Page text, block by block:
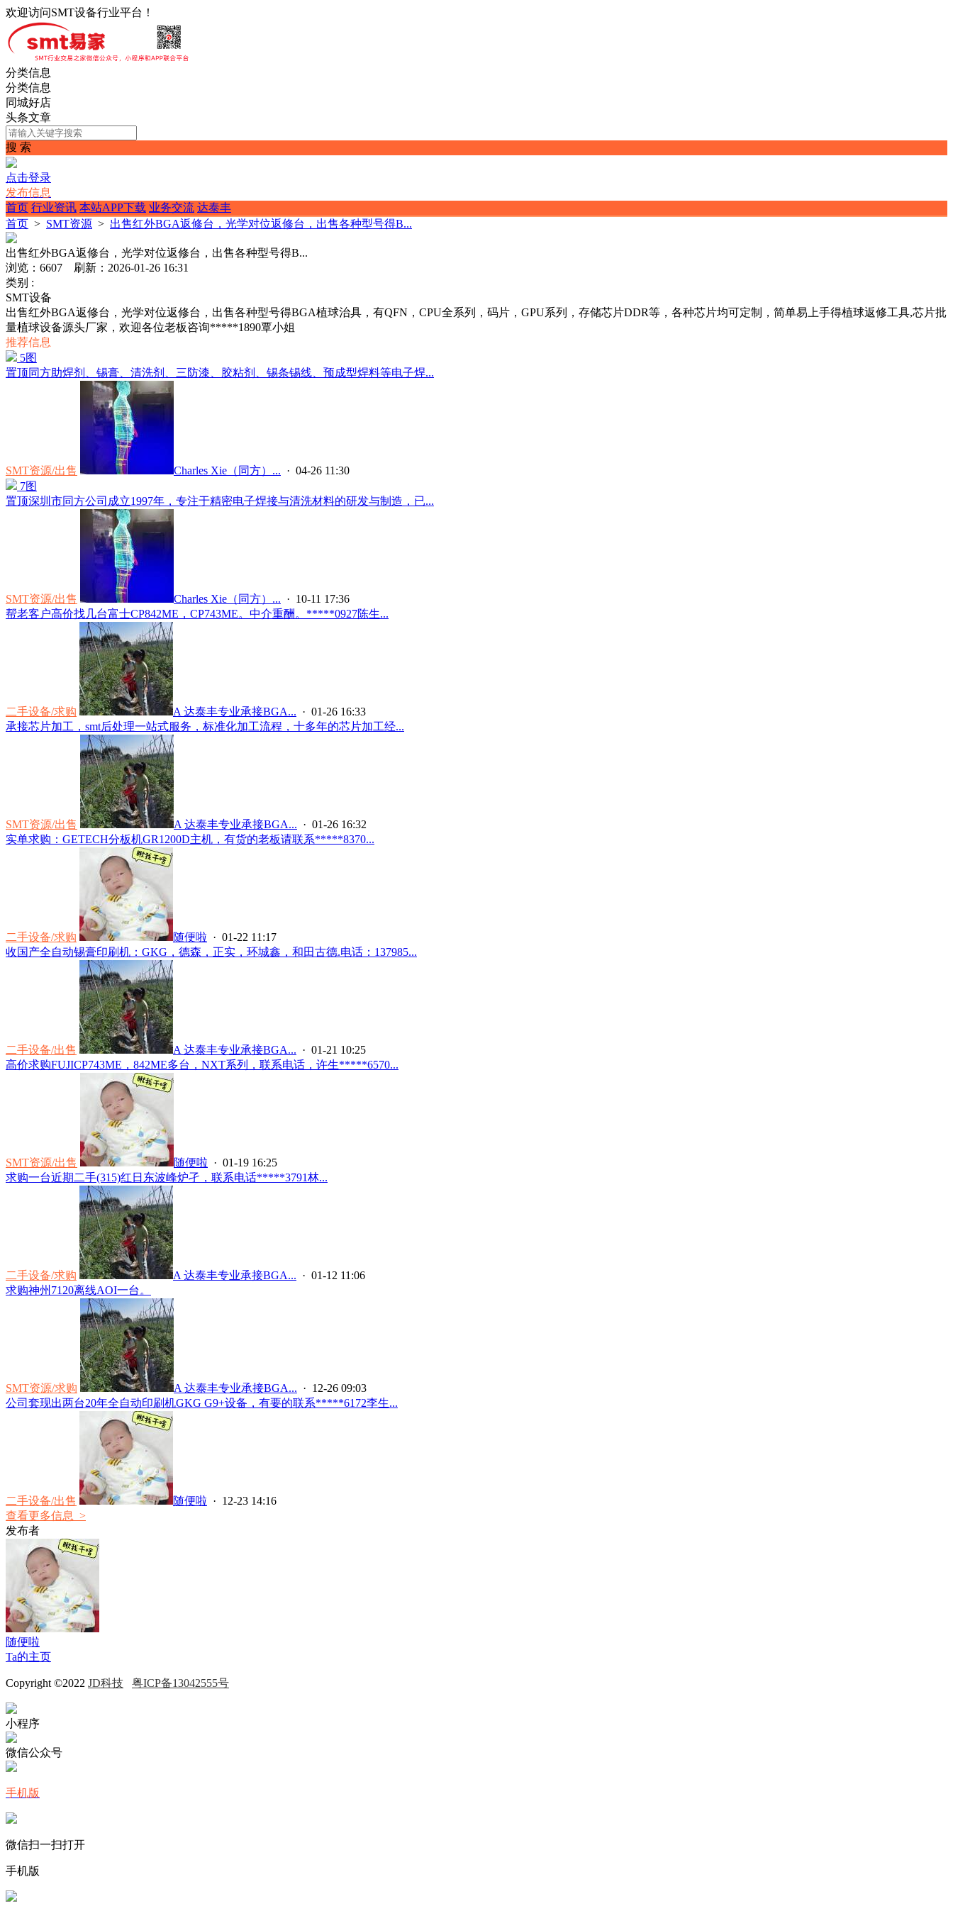
欢迎访问SMT设备行业平台！
分类信息
分类信息
同城好店
头条文章
搜 索
点击登录
发布信息
首页 行业资讯 本站APP下载 业务交流 达泰丰
首页 > SMT资源 > 出售红外BGA返修台，光学对位返修台，出售各种型号得B...
出售红外BGA返修台，光学对位返修台，出售各种型号得B...
浏览：6607 刷新：2026-01-26 16:31
类别 :
SMT设备
出售红外BGA返修台，光学对位返修台，出售各种型号得BGA植球治具，有QFN，CPU全系列，码片，GPU系列，存储芯片DDR等，各种芯片均可定制，简单易上手得植球返修工具,芯片批
量植球设备源头厂家，欢迎各位老板咨询*****1890覃小姐
推荐信息
5图
置顶同方助焊剂、锡膏、清洗剂、三防漆、胶粘剂、锡条锡线、预成型焊料等电子焊...
SMT资源/出售 Charles Xie（同方）... · 04-26 11:30
7图
置顶深圳市同方公司成立1997年，专注于精密电子焊接与清洗材料的研发与制造，已...
SMT资源/出售 Charles Xie（同方）... · 10-11 17:36
帮老客户高价找几台富士CP842ME，CP743ME。中介重酬。*****0927陈生...
二手设备/求购 A 达泰丰专业承接BGA... · 01-26 16:33
承接芯片加工，smt后处理一站式服务，标准化加工流程，十多年的芯片加工经...
SMT资源/出售 A 达泰丰专业承接BGA... · 01-26 16:32
实单求购：GETECH分板机GR1200D主机，有货的老板请联系*****8370...
二手设备/求购 随便啦 · 01-22 11:17
收国产全自动锡膏印刷机：GKG，德森，正实，环城鑫，和田古德.电话：137985...
二手设备/出售 A 达泰丰专业承接BGA... · 01-21 10:25
高价求购FUJICP743ME，842ME多台，NXT系列，联系电话，许生*****6570...
SMT资源/出售 随便啦 · 01-19 16:25
求购一台近期二手(315)红日东波峰炉孑，联系电话*****3791林...
二手设备/求购 A 达泰丰专业承接BGA... · 01-12 11:06
求购神州7120离线AOI一台。
SMT资源/求购 A 达泰丰专业承接BGA... · 12-26 09:03
公司套现出两台20年全自动印刷机GKG G9+设备，有要的联系*****6172李生...
二手设备/出售 随便啦 · 12-23 14:16
查看更多信息 >
发布者
随便啦
Ta的主页
Copyright ©2022 JD科技 粤ICP备13042555号
小程序
微信公众号
手机版
微信扫一扫打开
手机版